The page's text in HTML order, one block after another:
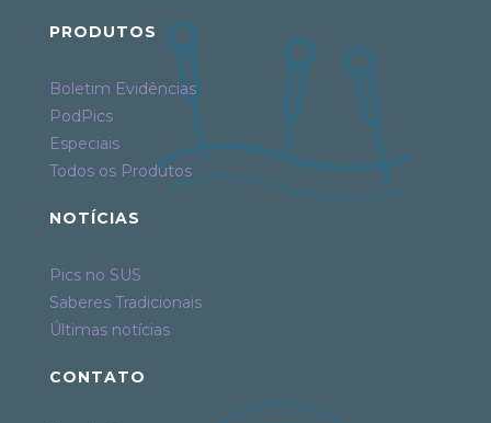
PRODUTOS
Boletim Evidências
PodPics
Especiais
Todos os Produtos
NOTÍCIAS
Pics no SUS
Saberes Tradicionais
Últimas notícias
CONTATO